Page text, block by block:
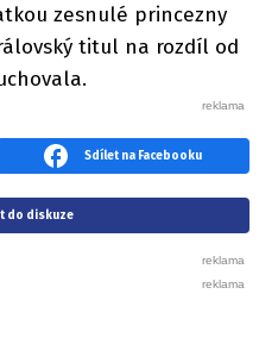
zesnulé princezny
titul na rozdíl od
Sdílet na Facebooku
do diskuze